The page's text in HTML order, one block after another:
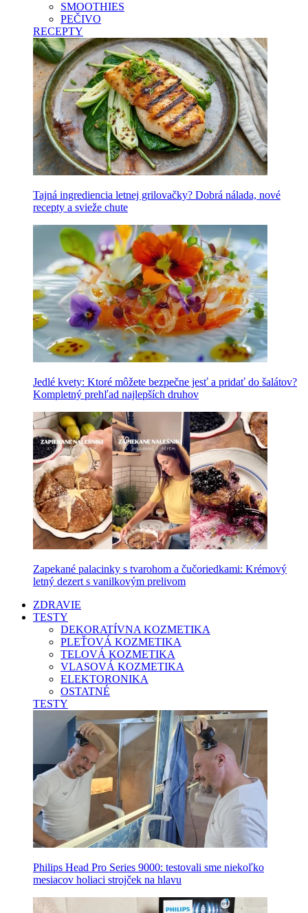
SMOOTHIES
PEČIVO
RECEPTY
Tajná ingrediencia letnej grilovačky? Dobrá nálada, nové
recepty a svieže chute
Jedlé kvety: Ktoré môžete bezpečne jesť a pridať do šalátov?
Kompletný prehľad najlepších druhov
Zapekané palacinky s tvarohom a čučoriedkami: Krémový
letný dezert s vanilkovým prelivom
ZDRAVIE
TESTY
DEKORATÍVNA KOZMETIKA
PLEŤOVÁ KOZMETIKA
TELOVÁ KOZMETIKA
VLASOVÁ KOZMETIKA
ELEKTORONIKA
OSTATNÉ
TESTY
Philips Head Pro Series 9000: testovali sme niekoľko
mesiacov holiaci strojček na hlavu